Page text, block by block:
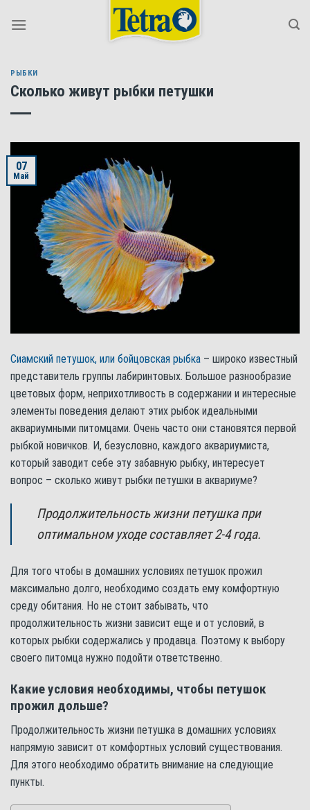
РЫБКИ
Сколько живут рыбки петушки
07
Май
Сиамский петушок, или бойцовская рыбка – широко известный
представитель группы лабиринтовых. Большое разнообразие
цветовых форм, неприхотливость в содержании и интересные
элементы поведения делают этих рыбок идеальными
аквариумными питомцами. Очень часто они становятся первой
рыбкой новичков. И, безусловно, каждого аквариумиста,
который заводит себе эту забавную рыбку, интересует
вопрос – сколько живут рыбки петушки в аквариуме?
Продолжительность жизни петушка при
оптимальном уходе составляет 2-4 года.
Для того чтобы в домашних условиях петушок прожил
максимально долго, необходимо создать ему комфортную
среду обитания. Но не стоит забывать, что
продолжительность жизни зависит еще и от условий, в
которых рыбки содержались у продавца. Поэтому к выбору
своего питомца нужно подойти ответственно.
Какие условия необходимы, чтобы петушок
прожил дольше?
Продолжительность жизни петушка в домашних условиях
напрямую зависит от комфортных условий существования.
Для этого необходимо обратить внимание на следующие
пункты.